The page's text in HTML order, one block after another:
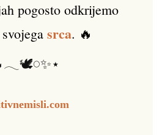
pogosto odkrijemo
srca. 🔥